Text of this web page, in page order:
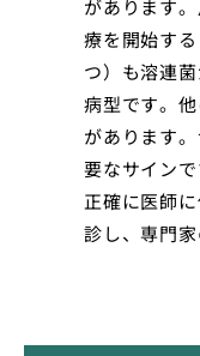
があります
療を開始す
つ）も溶連
病型です。
があります
要なサイン
正確に医師
診し、専門家